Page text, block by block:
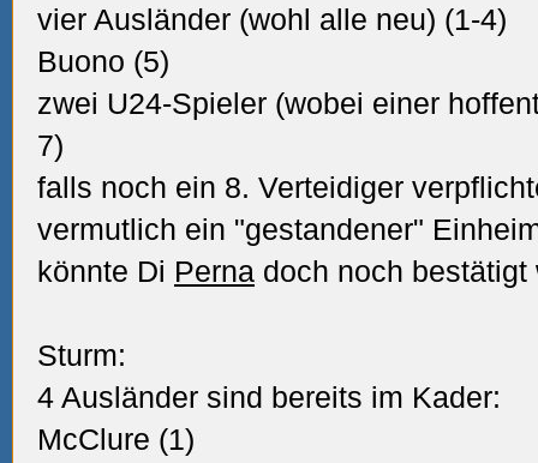
vier Ausländer (wohl alle neu) (1-4)
Buono (5)
zwei U24-Spieler (wobei einer
7)
falls noch ein 8. Verteidiger
vermutlich ein "gestandener"
könnte Di Perna doch noch bestätigt
Sturm:
4 Ausländer sind bereits im Kader:
McClure (1)